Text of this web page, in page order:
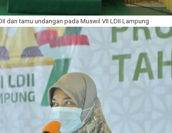
dan tamu undangan pada Muswil VII LDII Lampung